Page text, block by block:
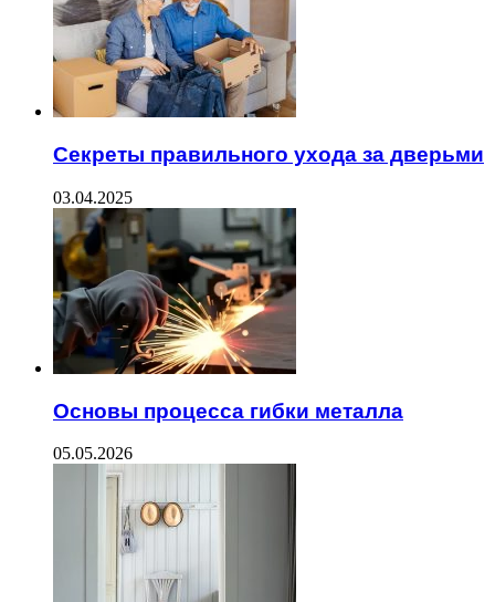
Секреты правильного ухода за дверьми
03.04.2025
Основы процесса гибки металла
05.05.2026